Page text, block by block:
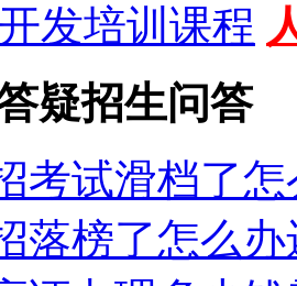
发培训课程
疑招生问答
考试滑档了
落榜了怎么